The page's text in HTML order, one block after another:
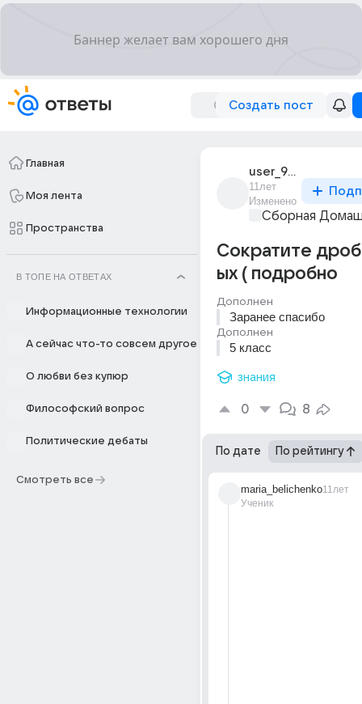
Создать пост
Главная
Моя лента
Пространства
В ТОПЕ НА ОТВЕТАХ
Информационные технологии
А сейчас что-то совсем другое
О любви без купюр
Философский вопрос
Политические дебаты
Смотреть все
user_91526590
11лет
Изменено
Сборная
Сократите
ых ( подробно
Дополнен
Заранее спасибо
Дополнен
5 класс
знания
0 8
По дате По рейтингу
maria_belichenko
Ученик
11лет